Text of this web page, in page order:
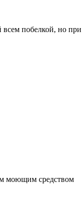
побелкой, но
моющим средством